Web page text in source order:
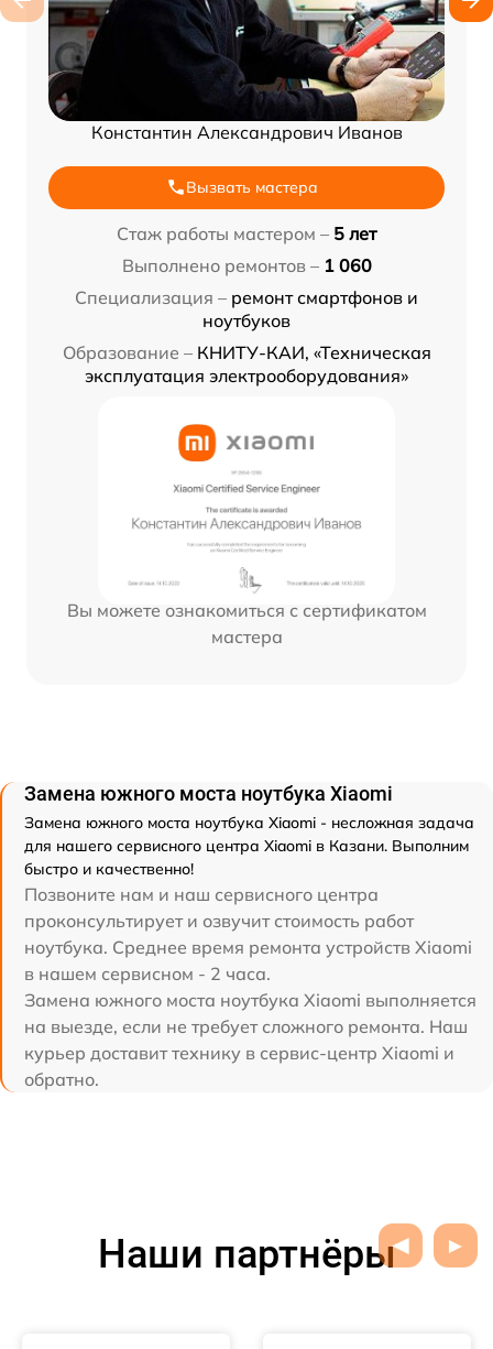
Константин Александрович Иванов
Вызвать мастера
Стаж работы мастером – 5 лет
Выполнено ремонтов – 1 060
Специализация – ремонт смартфонов и
ноутбуков
Образование – КНИТУ-КАИ, «Техническая
эксплуатация электрооборудования»
Вы можете ознакомиться с сертификатом
мастера
Замена южного моста ноутбука Xiaomi
Замена южного моста ноутбука Xiaomi - несложная задача
для нашего сервисного центра Xiaomi в Казани. Выполним
быстро и качественно!
Позвоните нам и наш сервисного центра
проконсультирует и озвучит стоимость работ
ноутбука. Среднее время ремонта устройств Xiaomi
в нашем сервисном - 2 часа.
Замена южного моста ноутбука Xiaomi выполняется
на выезде, если не требует сложного ремонта. Наш
курьер доставит технику в сервис-центр Xiaomi и
обратно.
Наши партнёры